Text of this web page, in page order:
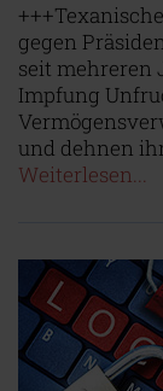
gegen
seit mehreren
Impfung
und dehnen
Weiterlesen...